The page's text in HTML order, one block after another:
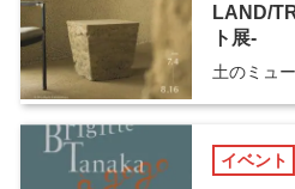
LAND/
ト展-
土のミュ
イベント